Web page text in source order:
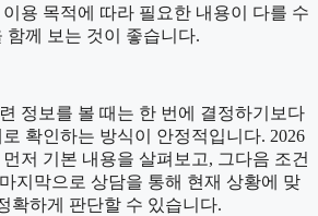
용 목적에 따라 필요한 내용이 다를 수
함께 보는 것이 좋습니다.
정보를 볼 때는 한 번에 결정하기보다
확인하는 방식이 안정적입니다. 2026
먼저 기본 내용을 살펴보고, 그다음 조건
지막으로 상담을 통해 현재 상황에 맞
확하게 판단할 수 있습니다.